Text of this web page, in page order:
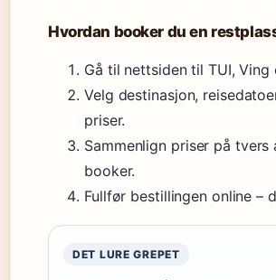
Hvordan booker du en
Gå til nettsiden til TUI, Ving
Velg destinasjon,
priser.
Sammenlign priser på
booker.
Fullfør bestillingen online –
DET LURE GREPET